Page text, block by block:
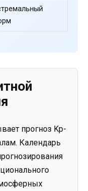
прогноз Kp-
Календарь